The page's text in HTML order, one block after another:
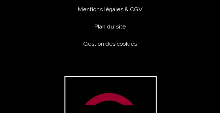
Mentions légales & CGV
Plan du site
Gestion des cookies